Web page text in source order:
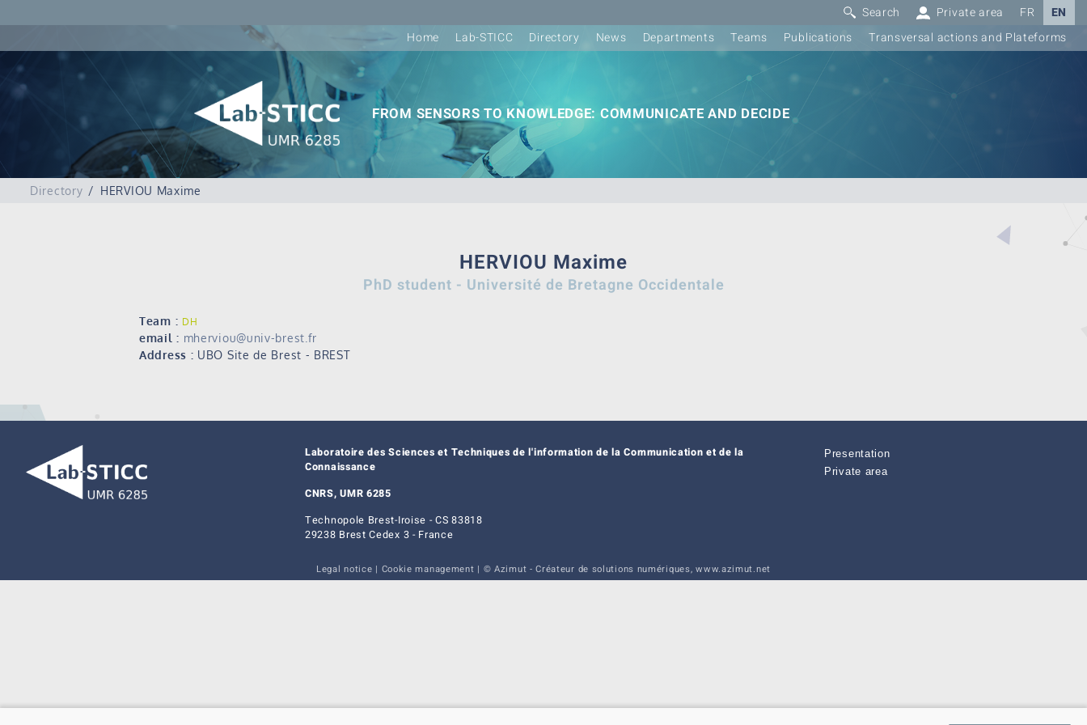
Search Private area FR
EN
Home
Lab-STICC Directory News Departments Teams Publications Transversal actions and Plateforms
FROM SENSORS TO KNOWLEDGE: COMMUNICATE AND DECIDE
Directory HERVIOU Maxime
HERVIOU Maxime
PhD student - Université de Bretagne Occidentale
Team : DH
email : mherviou@univ-brest.fr
Address : UBO Site de Brest - BREST
Laboratoire des Sciences et Techniques de l'information de la Communication et de la
Connaissance
CNRS, UMR 6285
Technopole Brest-Iroise - CS 83818
29238 Brest Cedex 3 - France
Presentation
Private area
Legal notice | Cookie management | © Azimut - Créateur de solutions numériques,www.azimut.net